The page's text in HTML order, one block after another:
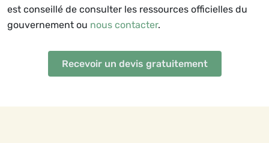
est conseillé de consulter les ressources officielles du
gouvernement ou nous contacter.
Recevoir un devis gratuitement